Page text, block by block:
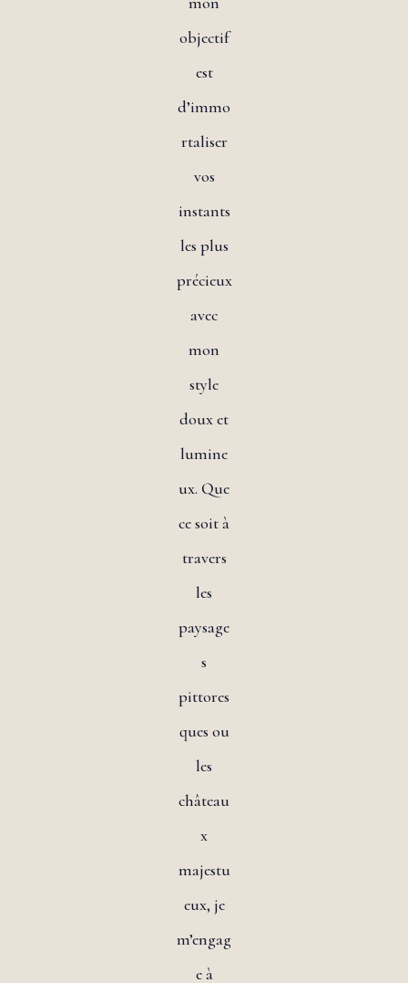
objectif
est
d’immo
rtaliser
vos
instants
les plus
précieux
avec
mon
style
doux et
lumine
ux. Que
ce soit à
travers
les
paysage
s
pittores
ques ou
les
château
x
majestu
eux, je
m’engag
e à